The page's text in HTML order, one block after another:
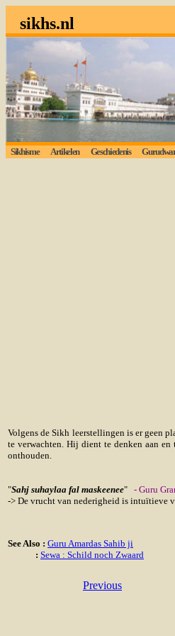
sikhs.nl
Sikhisme Artikelen Geschiedenis
Volgens de Sikh leerstellingen is er geen
te verwachten. Hij dient te denken aan
onthouden.
"Sahj suhaylaa fal maskeenee" - Guru
-> De vrucht van nederigheid is intuïtieve
See Also : Guru Amardas Sahib ji
: Sewa : Schild noch Zwaard
Previous